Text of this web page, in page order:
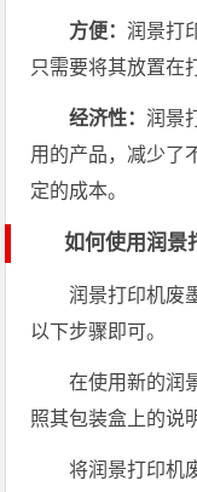
方便：润景打
只需要将其放置在
经济性：润景
用的产品，减少了
定的成本。
如何使用润景
润景打印机废
以下步骤即可。
在使用新的润
照其包装盒上的说
将润景打印机